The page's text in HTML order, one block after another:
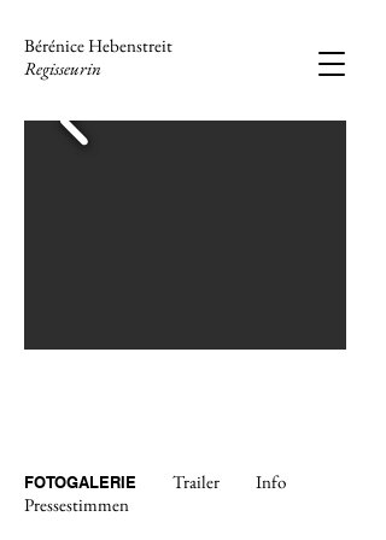
Bérénice Hebenstreit
Regisseurin
FOTOGALERIE Trailer
Info
Pressestimmen